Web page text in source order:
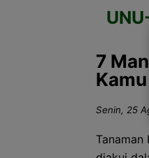
7
Kamu
Senin, 25